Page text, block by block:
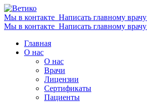
Мы в контакте Написать главному врачу
Мы в контакте Написать главному врачу
Главная
О нас
О нас
Врачи
Лицензии
Сертификаты
Пациенты